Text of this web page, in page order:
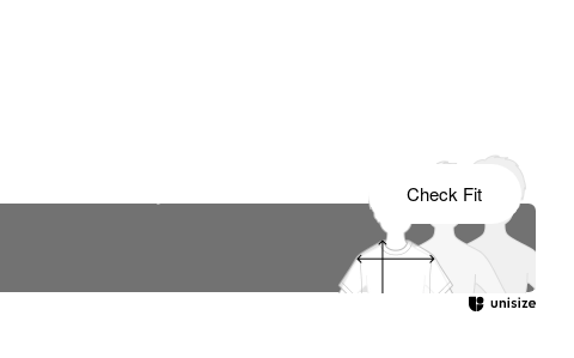
Check Fit